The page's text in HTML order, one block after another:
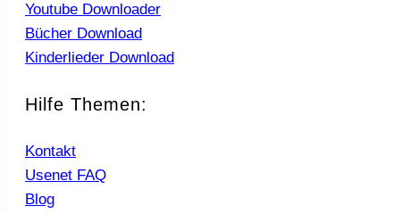
Youtube Downloader
Bücher Download
Kinderlieder Download
Hilfe Themen:
Kontakt
Usenet FAQ
Blog